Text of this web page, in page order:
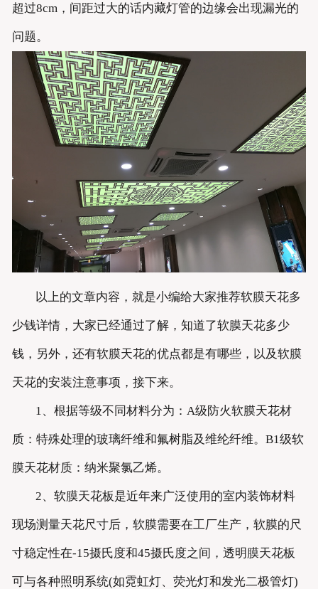
超过8cm，间距过大的话内藏灯管的边缘会出现漏光的
问题。
以上的文章内容，就是小编给大家推荐软膜天花多
少钱详情，大家已经通过了解，知道了软膜天花多少
钱，另外，还有软膜天花的优点都是有哪些，以及软膜
天花的安装注意事项，接下来。
1、根据等级不同材料分为：A级防火软膜天花材
质：特殊处理的玻璃纤维和氟树脂及维纶纤维。B1级软
膜天花材质：纳米聚氯乙烯。
2、软膜天花板是近年来广泛使用的室内装饰材料
现场测量天花尺寸后，软膜需要在工厂生产，软膜的尺
寸稳定性在-15摄氏度和45摄氏度之间，透明膜天花板
可与各种照明系统(如霓虹灯、荧光灯和发光二极管灯)